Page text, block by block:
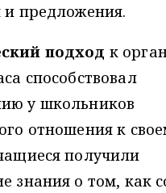
и предложения.
подход к
способствовал
у школьников
отношения к
получили
знания о том, как